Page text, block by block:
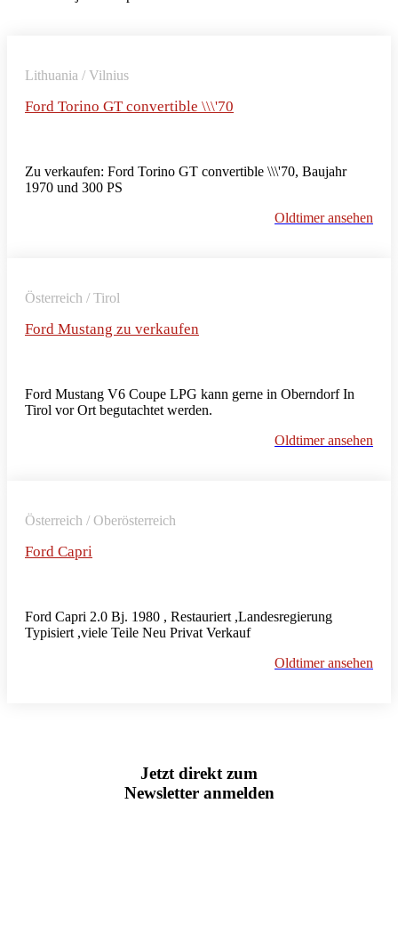
Lithuania / Vilnius
Ford Torino GT convertible \\\'70
Zu verkaufen: Ford Torino GT convertible \\\'70, Baujahr
1970 und 300 PS
Oldtimer ansehen
Österreich / Tirol
Ford Mustang zu verkaufen
Ford Mustang V6 Coupe LPG kann gerne in Oberndorf In
Tirol vor Ort begutachtet werden.
Oldtimer ansehen
Österreich / Oberösterreich
Ford Capri
Ford Capri 2.0 Bj. 1980 , Restauriert ,Landesregierung
Typisiert ,viele Teile Neu Privat Verkauf
Oldtimer ansehen
Jetzt direkt zum
Newsletter anmelden